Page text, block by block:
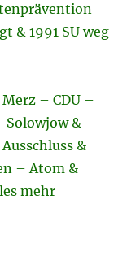
& 1991 SU weg
– CDU –
Solowjow &
&
– Atom &
mehr